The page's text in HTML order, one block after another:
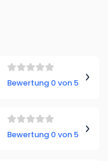
Bewertung 0 von 5
Bewertung 0 von 5